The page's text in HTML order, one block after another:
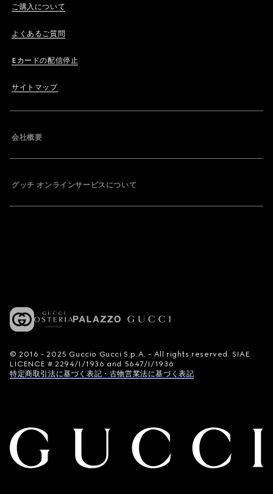
ご購入について
よくあるご質問
Eカードの配信停止
サイトマップ
会社概要
グッチ オンラインサービスについて
© 2016 - 2025 Guccio Gucci S.p.A. - All rights reserved. SIAE
LICENCE # 2294/I/1936 and 5647/I/1936
特定商取引法に基づく表記・古物営業法に基づく表記